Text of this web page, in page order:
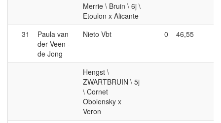
Merrie \ Bruin \ 6j \
Etoulon x Alicante
31
Paula van
der Veen -
de Jong
Nieto Vbt 0 46,55
Hengst \
ZWARTBRUIN \ 5j
\ Cornet
Obolensky x
Veron